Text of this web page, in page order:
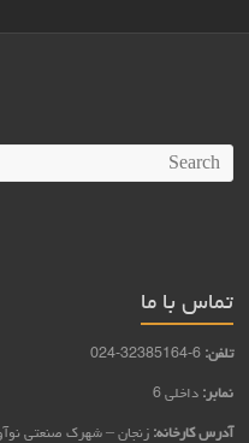
تماس با ما
تلفن: 6-32385164-024
نمابر: داخلی 6
آدرس کارخانه: زنجان – شهرک صنعتی